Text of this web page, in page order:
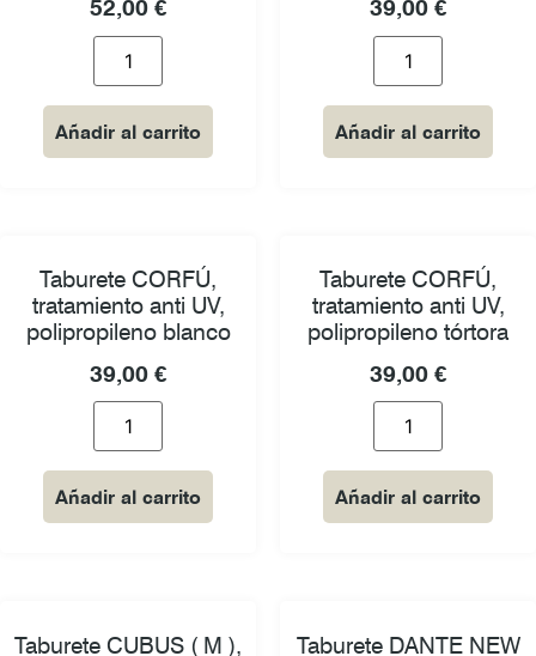
52,00 €
Añadir al carrito
39,00 €
Añadir al carrito
Taburete CORFÚ,
tratamiento anti UV,
polipropileno blanco
39,00 €
Añadir al carrito
Taburete CORFÚ,
tratamiento anti UV,
polipropileno tórtora
39,00 €
Añadir al carrito
Taburete CUBUS ( M ), Taburete DANTE NEW